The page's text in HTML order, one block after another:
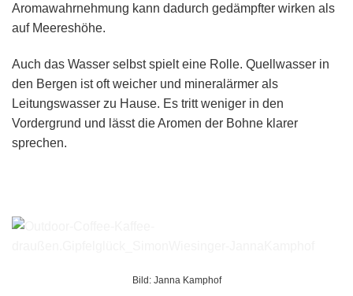
Aromawahrnehmung kann dadurch gedämpfter wirken als
auf Meereshöhe.
Auch das Wasser selbst spielt eine Rolle. Quellwasser in
den Bergen ist oft weicher und mineralärmer als
Leitungswasser zu Hause. Es tritt weniger in den
Vordergrund und lässt die Aromen der Bohne klarer
sprechen.
Bild: Janna Kamphof